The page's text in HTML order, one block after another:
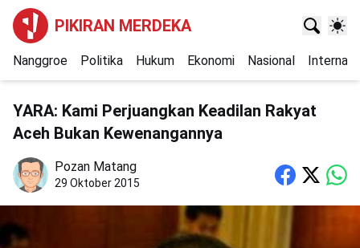
PIKIRAN MERDEKA
Nanggroe Politika Hukum Ekonomi Nasional
YARA: Kami Perjuangkan Keadilan Rakyat
Aceh Bukan Kewenangannya
Pozan Matang
29 Oktober 2015